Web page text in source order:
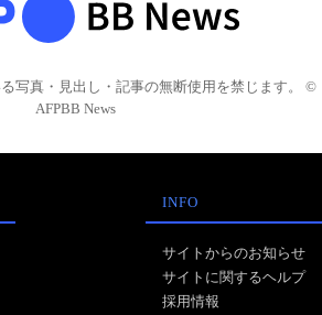
る写真・見出し・記事の無断使用を禁じます。 ©
AFPBB News
INFO
サイトからのお知らせ
サイトに関するヘルプ
採用情報